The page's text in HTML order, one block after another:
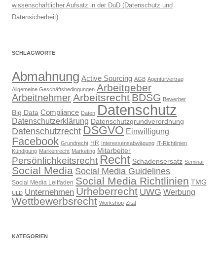
wissenschaftlicher Aufsatz in der DuD (Datenschutz und
Datensicherheit)
SCHLAGWORTE
Abmahnung Active Sourcing AGB Agenturvertrag
Allgemeine Geschäftsbedingungen Arbeitgeber
ArbeitnehmerArbeitsrecht BDSG Bewerber
Big Data Compliance Daten Datenschutz
Datenschutzerklärung Datenschutzgrundverordnung
Datenschutzrecht DSGVO Einwilligung
Facebook Grundrecht HR Interessensabwägung IT-Richtlinien
Kündigung Markenrecht Marketing Mitarbeiter
Persönlichkeitsrecht Recht Schadensersatz Seminar
Social Media Social Media Guidelines
Social Media Leitfaden Social Media Richtlinien TMG
ULD Unternehmen Urheberrecht UWG Werbung
Wettbewerbsrecht Workshop Zitat
KATEGORIEN